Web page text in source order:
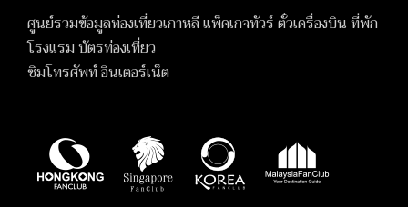
ศูนย์รวมข้อมูลท่องเที่ยวเกาหลี แพ็คเกจทัวร์ ตั๋วเครื่องบิน ที่พัก
โรงแรม บัตรท่องเที่ยว
ซิมโทรศัพท์ อินเตอร์เน็ต